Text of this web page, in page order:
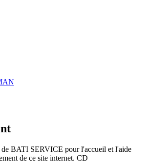
BATI SERVICE pour l'accueil et l'aide
de ce site internet. CD